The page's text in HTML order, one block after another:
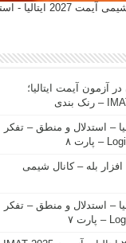
ثبت نام دوره جامع آنلاین شیمی آیمت 2027
آزمون آیمت ایتالیا؛
– استدلال و منطق – تفکر
افزار بله – کانال شیمی
– استدلال و منطق – تفکر